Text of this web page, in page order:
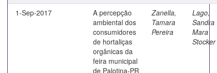
1-Sep-2017
A percepção
ambiental dos
consumidores
de hortaliças
orgânicas da
feira municipal
de Palotina-PR
Zanella,
Tamara
Pereira
Lago,
Sandra
Mara
Stocker